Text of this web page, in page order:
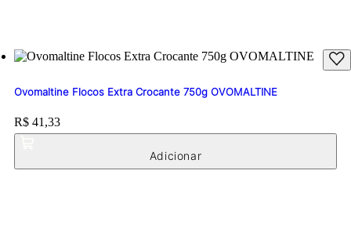
Ovomaltine Flocos Extra Crocante 750g OVOMALTINE
Price:
R$ 41,33